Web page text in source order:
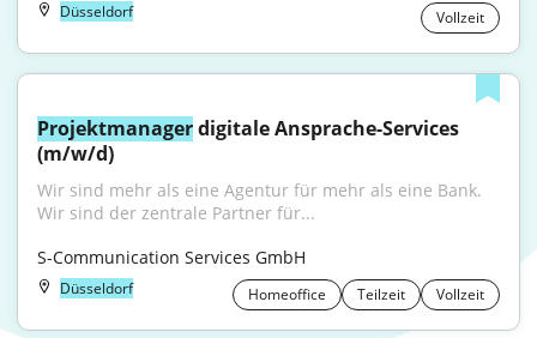
Düsseldorf Vollzeit
Projektmanager digitale Ansprache-Services
(m/w/d)
Wir sind mehr als eine Agentur für mehr als eine Bank.
Wir sind der zentrale Partner für...
S-Communication Services GmbH
Düsseldorf Homeoffice Teilzeit Vollzeit